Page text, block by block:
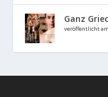
Ganz
veröffentlicht